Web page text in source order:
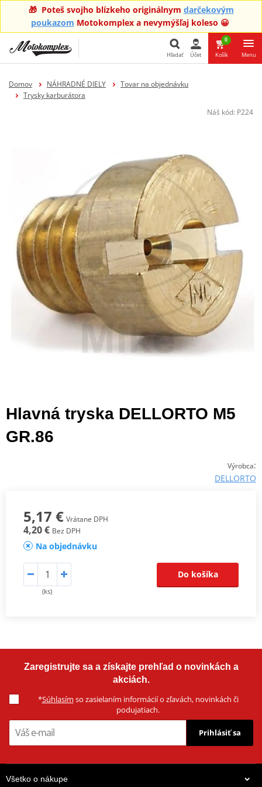
🎁 Poteš svojho blízkeho originálnym darčekovým
poukazom Motokomplex a nevymýšľaj koleso 😀
Hľadať Účet
0
Košík Menu
Domov NÁHRADNÉ DIELY
Tovar na objednávku
Trysky karburátora
Náš kód: P224
Hlavná tryska DELLORTO M5
GR.86
Výrobca:
DELLORTO
5,17 € Vrátane DPH
4,20 € Bez DPH
Na objednávku
(ks)
Do košíka
Zaregistrujte sa a získajte prehľad o novinkách a
akciách.
*Súhlasím so zasielaním informácií o zľavách, novinkách či
podujatiach.
Prihlásiť sa
Všetko o nákupe